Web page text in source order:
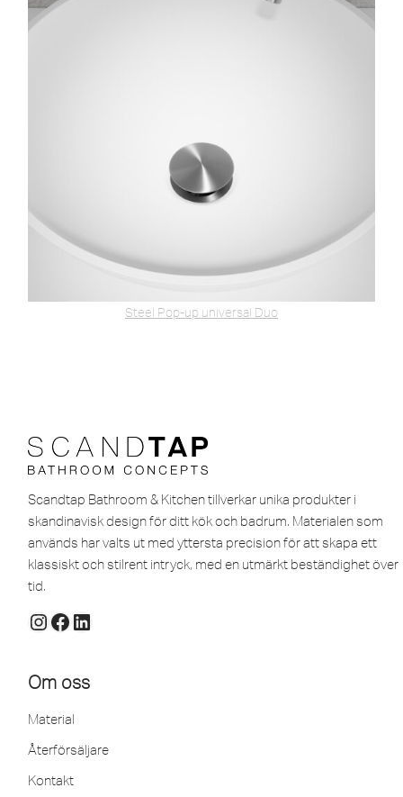
Steel Pop-up universal Duo
Scandtap Bathroom & Kitchen tillverkar unika produkter i
skandinavisk design för ditt kök och badrum. Materialen som
används har valts ut med yttersta precision för att skapa ett
klassiskt och stilrent intryck, med en utmärkt beständighet över
tid.
Om oss
Material
Återförsäljare
Kontakt